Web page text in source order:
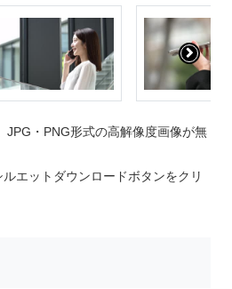
・PNG形式の高解像度画像が無
エットダウンロードボタンをクリ